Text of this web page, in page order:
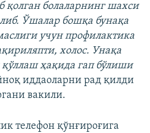
қолган болаларнинг шахси
Ўшалар бошқа бунақа
учун профилактика
холос. Унақа
ҳақида гап бўлиши
иддаоларни рад қилди
вакили.
телефон қўнғироғига